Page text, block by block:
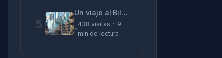
Un viaje al Bilbao de 2026 con sabor a 1895
438 visitas · 9
min de lectura